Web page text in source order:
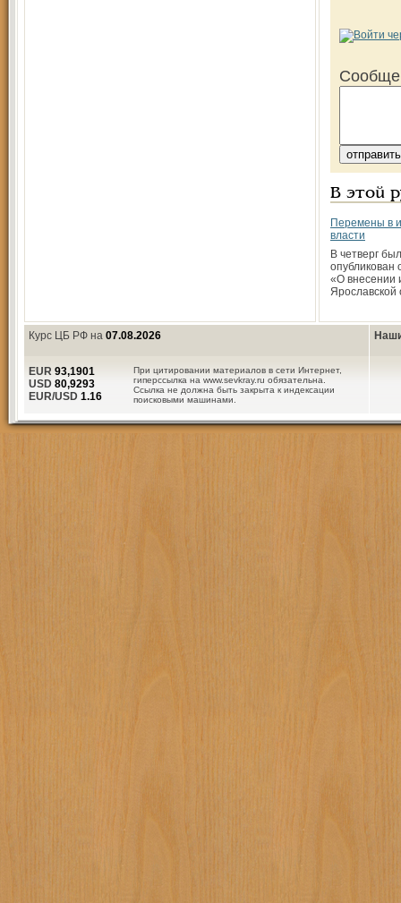
В этой
Перемены в
власти
В четверг
опубликован
«О внесении
Ярославской
Курс ЦБ РФ на 07.08.2026
При цитировании материалов в сети Интернет,
гиперссылка на www.sevkray.ru обязательна.
Ссылка не должна быть закрыта к индексации
поисковыми машинами.
EUR 93,1901
USD 80,9293
EUR/USD 1.16